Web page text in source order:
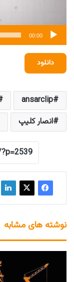
00:00
دانلود
ansarclip
انصار کلیپ
نوشته های مشابه